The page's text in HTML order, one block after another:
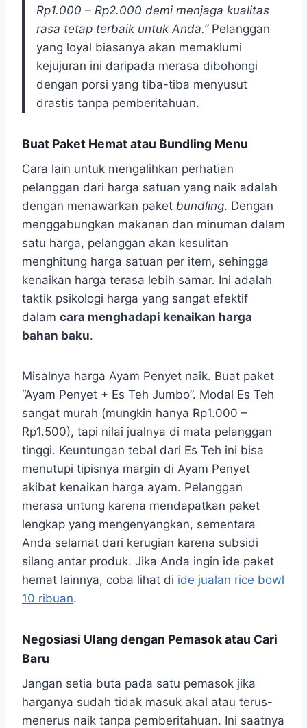
Rp1.000 – Rp2.000 demi menjaga kualitas
rasa tetap terbaik untuk Anda.”Pelanggan
yang loyal biasanya akan memaklumi
kejujuran ini daripada merasa dibohongi
dengan porsi yang tiba-tiba menyusut
drastis tanpa pemberitahuan.
Buat Paket Hemat atau Bundling Menu
Cara lain untuk mengalihkan perhatian
pelanggan dari harga satuan yang naik adalah
dengan menawarkan paket bundling. Dengan
menggabungkan makanan dan minuman dalam
satu harga, pelanggan akan kesulitan
menghitung harga satuan per item, sehingga
kenaikan harga terasa lebih samar. Ini adalah
taktik psikologi harga yang sangat efektif
dalam cara menghadapi kenaikan harga
bahan baku.
Misalnya harga Ayam Penyet naik. Buat paket
“Ayam Penyet + Es Teh Jumbo”. Modal Es Teh
sangat murah (mungkin hanya Rp1.000 –
Rp1.500), tapi nilai jualnya di mata pelanggan
tinggi. Keuntungan tebal dari Es Teh ini bisa
menutupi tipisnya margin di Ayam Penyet
akibat kenaikan harga ayam. Pelanggan
merasa untung karena mendapatkan paket
lengkap yang mengenyangkan, sementara
Anda selamat dari kerugian karena subsidi
silang antar produk. Jika Anda ingin ide paket
hemat lainnya, coba lihat di ide jualan rice bowl
10 ribuan.
Negosiasi Ulang dengan Pemasok atau Cari
Baru
Jangan setia buta pada satu pemasok jika
harganya sudah tidak masuk akal atau terus-
menerus naik tanpa pemberitahuan. Ini saatnya